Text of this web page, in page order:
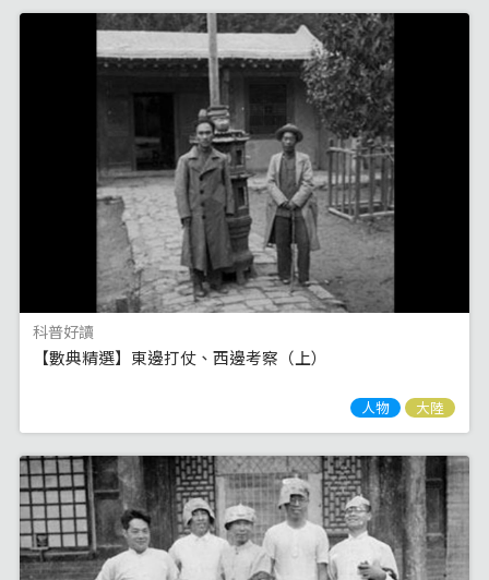
科普好讀
【數典精選】東邊打仗、西邊考察（上）
人物 大陸